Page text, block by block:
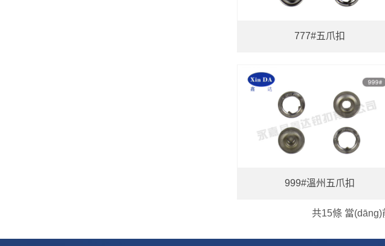
777#五爪扣
999#溫州五爪扣
共15條 當(dāng)